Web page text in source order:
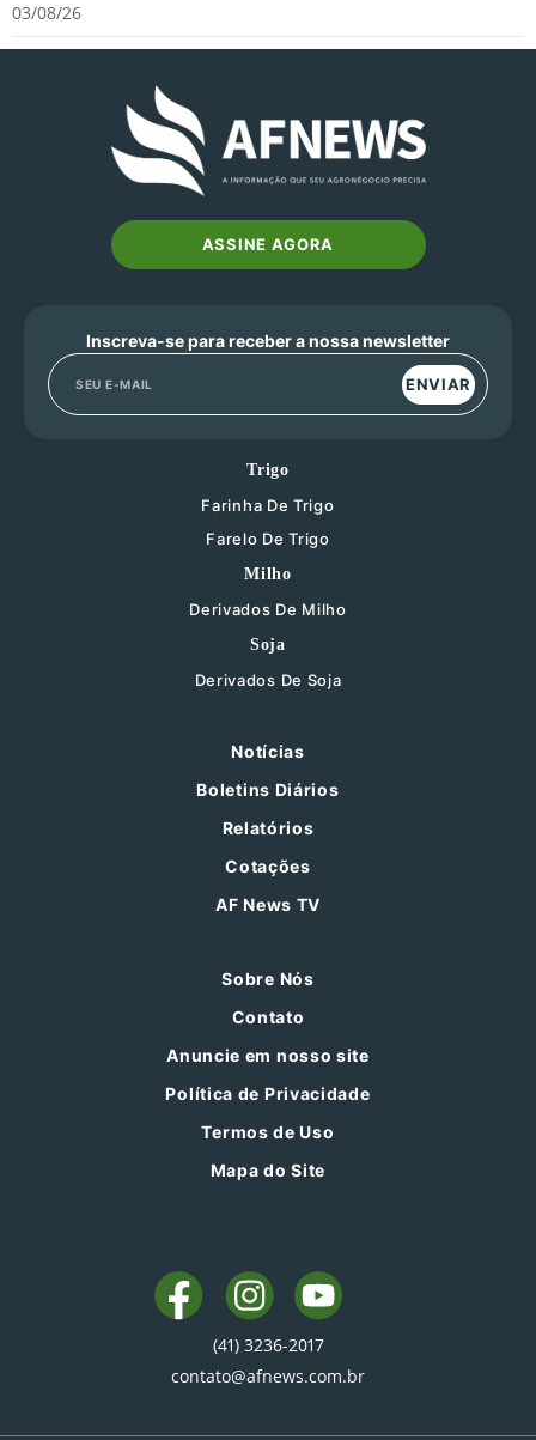
03/08/26
ASSINE AGORA
Inscreva-se para receber a nossa newsletter
ENVIAR
Trigo
Farinha De Trigo
Farelo De Trigo
Milho
Derivados De Milho
Soja
Derivados De Soja
Notícias
Boletins Diários
Relatórios
Cotações
AF News TV
Sobre Nós
Contato
Anuncie em nosso site
Política de Privacidade
Termos de Uso
Mapa do Site
(41) 3236-2017
contato@afnews.com.br